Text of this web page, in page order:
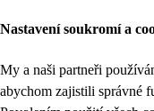
Nastavení soukromí a
My a naši partneři
abychom zajistili správné